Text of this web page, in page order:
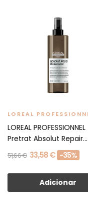
LOREAL
LOREAL PROFESSIONNEL
Pretrat Absolut Repair...
51,66 € 33,58 € -35%
Adicionar